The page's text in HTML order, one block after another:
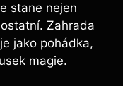
stane nejen
Zahrada
jako pohádka,
magie.